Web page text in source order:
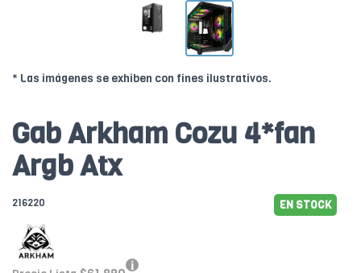
* Las imágenes se exhiben con fines ilustrativos.
Gab Arkham Cozu 4*fan
Argb Atx
216220 EN STOCK